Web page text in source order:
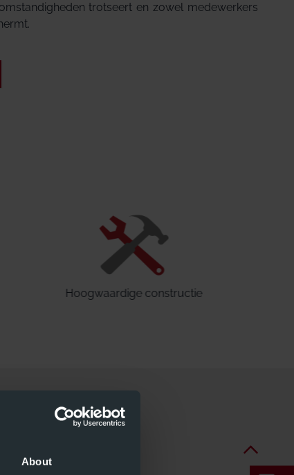
About
trotseert en zowel medewerkers
Hoogwaardige constructie